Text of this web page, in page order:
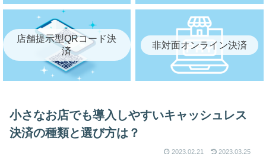
店舗提示型QRコード決
済
非対面オンライン決済
小さなお店でも導入しやすいキャッシュレス
決済の種類と選び方は？
2023.02.21 2023.03.25